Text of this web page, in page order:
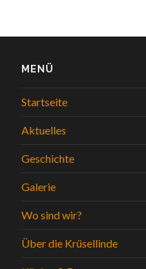
MENÜ
Startseite
Aktuelles
Geschichte
Galerie
Wo sind wir?
Über die Krüsellinde